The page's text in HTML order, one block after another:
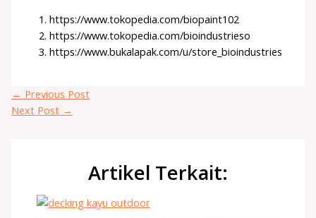
https://www.tokopedia.com/biopaint102
https://www.tokopedia.com/bioindustrieso
https://www.bukalapak.com/u/store_bioindustries
← Previous Post
Next Post →
Artikel Terkait: